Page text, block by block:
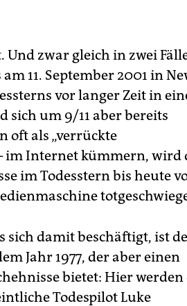
Und zwar gleich in zwei
11. September 2001 in
vor langer Zeit in
sich um 9/11 aber bereits
oft als „verrückte
im Internet kümmern, wird
im Todesstern bis heute
sich damit beschäftigt, ist
Jahr 1977, der aber einen
bietet: Hier werden
Todespilot Luke